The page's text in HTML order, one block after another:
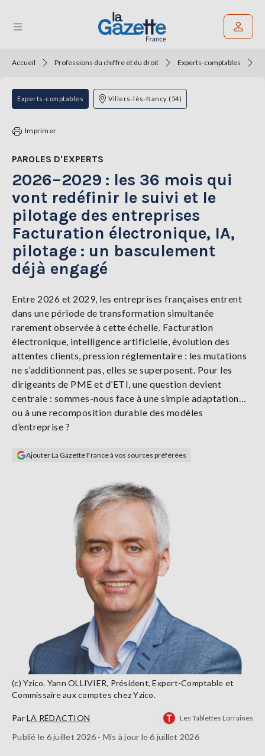
THÉMATIQUES
RÉGIONS
TENDANCES
SERVICES
LA
GAZETTE
Se
S'abonner
Accueil Professions du chiffre et du droit Experts-comptables
Experts-comptables Villers-lès-Nancy (54)
Imprimer
PAROLES D'EXPERTS
2026–2029 : les 36 mois qui
vont redéfinir le suivi et le
pilotage des entreprises
Facturation électronique, IA,
pilotage : un basculement
déjà engagé
Entre 2026 et 2029, les entreprises françaises entrent
dans une période de transformation simultanée
rarement observée à cette échelle. Facturation
électronique, intelligence artificielle, évolution des
attentes clients, pression réglementaire : les mutations
ne s’additionnent pas, elles se superposent. Pour les
dirigeants de PME et d’ETI, une question devient
centrale : sommes-nous face à une simple adaptation…
ou à une recomposition durable des modèles
d’entreprise ?
Ajouter La Gazette France à vos sources préférées
(c) Yzico. Yann OLLIVIER, Président, Expert-Comptable et
Commissaire aux comptes chez Yzico.
ParLA RÉDACTION Les Tablettes Lorraines
Publié le 6 juillet 2026 - Mis à jour le 6 juillet 2026